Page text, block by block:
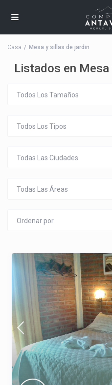
Casa Mesa y sillas de jardin
Listados en
Todos Los Tamaños
Todos Los Tipos
Todas Las Ciudades
Todas Las Áreas
Ordenar por